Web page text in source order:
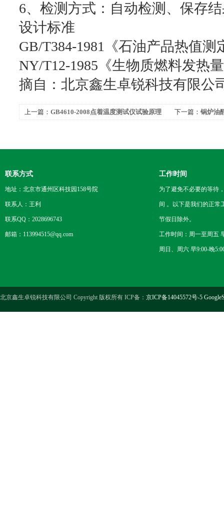
6、检测方式：自动检测、保存
设计标准
GB/T384-1981《石油产品热值测
NY/T12-1985《生物质燃料发热
摘自：北京鑫生卓锐科技有限公
上一篇： GB4610-2008点着温度测试仪试验原理
下一篇： 锅炉油
联系方式
地址：北京市通州区科技园158号院
联系人：王利
联系QQ：2028696743
邮箱：113994515@qq.com
工作时间
为了避免不必要的等待
间 。以下是我们的正常
节假日除外。
工作时间：周一至周五
周日、周六 早9:00-晚
北京鑫生卓锐科技有限公司 Copyright 版权所有 ICP备： 京ICP备14045572号-5